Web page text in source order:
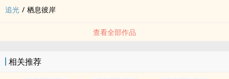
追光 / 栖息彼岸
查看全部作品
相关推荐